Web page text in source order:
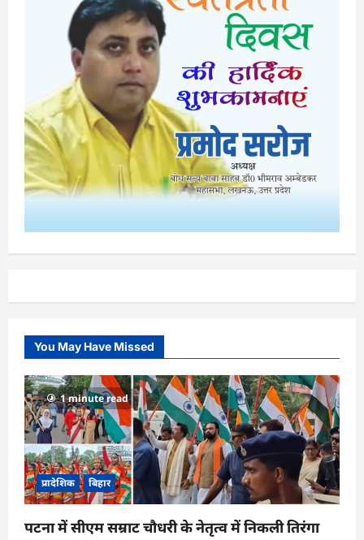
You May Have Missed
1 minute read
प्रादेशिक बिहार
पटना में सीएम सम्राट चौधरी के नेतृत्व में निकली तिरंगा